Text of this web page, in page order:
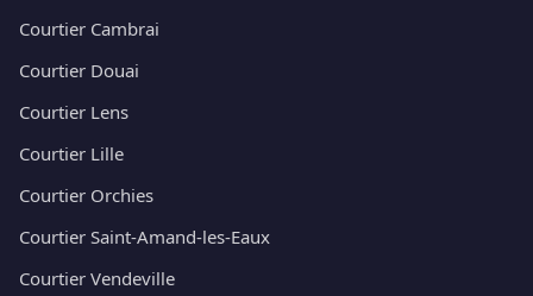
Courtier Cambrai
Courtier Douai
Courtier Lens
Courtier Lille
Courtier Orchies
Courtier Saint-Amand-les-Eaux
Courtier Vendeville